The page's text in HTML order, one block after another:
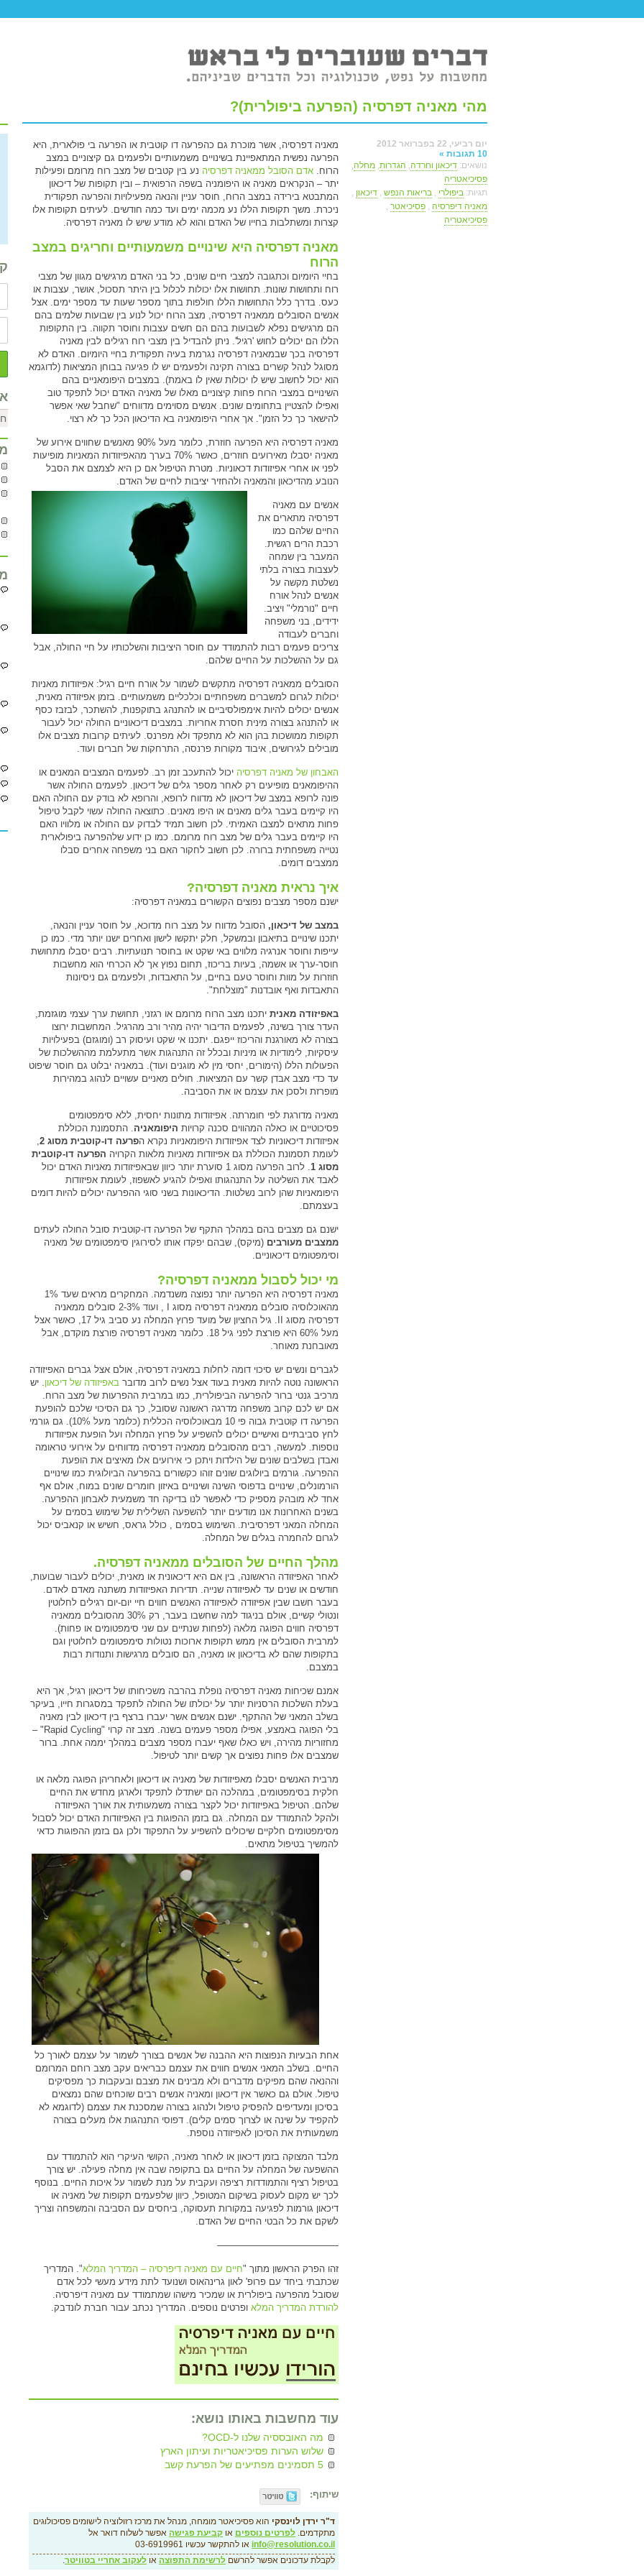
מהי מאניה דפרסיה (הפרעה ביפולרית)?
יום רביעי, 22 בפברואר 2012
10 תגובות »
נושאים: דיכאון וחרדה, הגדרות, מחלה,
פסיכיאטריה
תגיות: ביפולרי , בריאות הנפש , דיכאון ,
מאניה דיפרסיה , פסיכיאטר ,
פסיכיאטריה
מאניה דפרסיה, אשר מוכרת גם כהפרעה דו קוטבית או הפרעה בי פולארית, היא
הפרעה נפשית המתאפיינת בשינויים משמעותיים ולפעמים גם קיצוניים במצב
הרוח. אדם הסובל ממאניה דפרסיה נע בין קטבים של מצב רוח מרומם ופעילות
יתר – הנקראים מאניה או היפומניה בשפה הרפואית – ובין תקופות של דיכאון
המתבטא בירידה במצב הרוח, חוסר עניין והנאה מפעילויות והפרעה תפקודית
ניכרת. משך תקופות הללו נע מכמה ימים ועד כמה חודשים. לעיתים תקופות אלו
קצרות ומשתלבות בחייו של האדם והוא לא מודע שיש לו מאניה דפרסיה.
מאניה דפרסיה היא שינויים משמעותיים וחריגים במצב
הרוח
בחיי היומיום וכתגובה למצבי חיים שונים, כל בני האדם מרגישים מגוון של מצבי
רוח ותחושות שונות. תחושות אלו יכולות לכלול בין היתר תסכול, אושר, עצבות או
כעס. בדרך כלל התחושות הללו חולפות בתוך מספר שעות עד מספר ימים. אצל
אנשים הסובלים ממאניה דפרסיה, מצב הרוח יכול לנוע בין שבועות שלמים בהם
הם מרגישים נפלא לשבועות בהם הם חשים עצבות וחוסר תקווה. בין התקופות
הללו הם יכולים לחוש 'רגיל'. ניתן להבדיל בין מצבי רוח רגילים לבין מאניה
דפרסיה בכך שבמאניה דפרסיה נגרמת בעיה תפקודית בחיי היומיום. האדם לא
מסוגל לנהל קשרים בצורה תקינה ולפעמים יש לו פגיעה בבוחן המציאות (לדוגמא
הוא יכול לחשוב שיש לו יכולות שאין לו באמת). במצבים היפומאניים בהם
השינויים במצבי הרוח פחות קיצוניים מאלו של מאניה האדם יכול לתפקד טוב
ואפילו להצטיין בתחומים שונים. אנשים מסוימים מדווחים "שחבל שאי אפשר
להישאר כך כל הזמן". אך אחרי היפומאניה בא הדיכאון הכל כך לא רצוי.
מאניה דפרסיה היא הפרעה חוזרת, כלומר מעל 90% מאנשים שחווים אירוע של
מאניה יסבלו מאירועים חוזרים, כאשר 70% בערך מהאפיזודות המאניות מופיעות
לפני או אחרי אפיזודות דכאוניות. מטרת הטיפול אם כן היא לצמצם את הסבל
הנובע מהדיכאון והמאניה ולהחזיר יציבות לחיים של האדם.
אנשים עם מאניה
דפרסיה מתארים את
החיים שלהם כמו
רכבת הרים רגשית.
המעבר בין שמחה
לעצבות בצורה בלתי
נשלטת מקשה על
אנשים לנהל אורח
חיים "נורמלי" ויציב.
ידידים, בני משפחה
וחברים לעבודה
צריכים פעמים רבות להתמודד עם חוסר היציבות והשלכותיו על חיי החולה, אבל
גם על ההשלכות על החיים שלהם.
הסובלים ממאניה דפרסיה מתקשים לשמור על אורח חיים רגיל: אפיזודות מאניות
יכולות לגרום למשברים משפחתיים וכלכליים משמעותיים. בזמן אפיזודה מאנית,
אנשים יכולים להיות אימפולסיביים או להתנהג בתוקפנות, להשתכר, לבזבז כסף
או להתנהג בצורה מינית חסרת אחריות. במצבים דיכאוניים החולה יכול לעבור
תקופות ממושכות בהן הוא לא מתפקד ולא מפרנס. לעיתים קרובות מצבים אלו
מובילים לגירושים, איבוד מקורות פרנסה, התרחקות של חברים ועוד.
האבחון של מאניה דפרסיה יכול להתעכב זמן רב. לפעמים המצבים המאנים או
ההיפומאנים מופיעים רק לאחר מספר גלים של דיכאון. לפעמים החולה אשר
פונה לרופא במצב של דיכאון לא מדווח לרופא, והרופא לא בודק עם החולה האם
היו קיימים בעבר גלים מאנים או היפו מאנים. כתוצאה החולה עשוי לקבל טיפול
פחות מתאים למצבו האמיתי. לכן חשוב תמיד לבדוק עם החולה או מלוויו האם
היו קיימים בעבר גלים של מצב רוח מרומם. כמו כן ידוע שלהפרעה ביפולארית
נטייה משפחתית ברורה. לכן חשוב לחקור האם בני משפחה אחרים סבלו
ממצבים דומים.
איך נראית מאניה דפרסיה?
ישנם מספר מצבים נפוצים הקשורים במאניה דפרסיה:
במצב של דיכאון, הסובל מדווח על מצב רוח מדוכא, על חוסר עניין והנאה,
יתכנו שינויים בתיאבון ובמשקל, חלק יתקשו לישון ואחרים ישנו יותר מדי. כמו כן
עייפות וחוסר אנרגיה מלווים באי שקט או בחוסר תנועתיות. רבים יסבלו מתחושת
חוסר-ערך או אשמה, בעיות בריכוז, תחום נפוץ אך לא הכרחי הוא מחשבות
חוזרות על מוות וחוסר טעם בחיים, על התאבדות, ולפעמים גם ניסיונות
התאבדות ואף אובדנות "מוצלחת".
באפיזודה מאנית יתכנו מצב הרוח מרומם או רגזני, תחושת ערך עצמי מוגזמת,
העדר צורך בשינה, לפעמים הדיבור יהיה מהיר ורב מהרגיל. המחשבות ירוצו
בצורה לא מאורגנת והריכוז ייפגם. יתכנו אי שקט ועיסוק רב (ומוגזם) בפעילויות
עיסקיות, לימודיות או מיניות ובכלל זה התנהגות אשר מתעלמת מההשלכות של
הפעולות הללו (הימורים, יחסי מין לא מוגנים ועוד). במאניה יבלוט גם חוסר שיפוט
עד כדי מצב אבדן קשר עם המציאות. חולים מאניים עשויים לנהוג במהירות
מופרזת ולסכן את עצמם או את הסביבה.
מאניה מדורגת לפי חומרתה. אפיזודות מתונות יחסית, ללא סימפטומים
פסיכוטיים או כאלה המהווים סכנה קרויות היפומאניה. התסמונת הכוללת
אפיזודות דיכאוניות לצד אפיזודות היפומאניות נקרא הפרעה דו-קוטבית מסוג 2
,
לעומת תסמונת הכוללת גם אפיזודות מאניות מלאות הקרויה הפרעה דו-קוטבית
מסוג 1
. לרוב הפרעה מסוג 1 סוערת יותר כיוון שבאפיזודות מאניות האדם יכול
לאבד את השליטה על התנהגותו ואפילו להגיע לאשפוז, לעומת אפיזודות
היפומאניות שהן לרוב נשלטות. הדיכאונות בשני סוגי ההפרעה יכולים להיות דומים
בעצמתם.
ישנם גם מצבים בהם במהלך התקף של הפרעה דו-קוטבית סובל החולה לעתים
ממצבים מעורבים (מיקס), שבהם יפקדו אותו לסירוגין סימפטומים של מאניה
וסימפטומים דיכאוניים.
מי יכול לסבול ממאניה דפרסיה?
מאניה דפרסיה היא הפרעה יותר נפוצה משנדמה. המחקרים מראים שעד 1%
מהאוכלוסיה סובלים ממאניה דפרסיה מסוג I , ועוד 2-3% סובלים ממאניה
דפרסיה מסוג II. גיל החציון של מועד פרוץ המחלה נע סביב גיל 17, כאשר אצל
מעל 60% היא פורצת לפני גיל 18. כלומר מאניה דפרסיה פורצת מוקדם, אבל
מאובחנת מאוחר.
לגברים ונשים יש סיכוי דומה לחלות במאניה דפרסיה, אולם אצל גברים האפיזודה
הראשונה נוטה להיות מאנית בעוד אצל נשים לרוב מדובר באפיזודה של דיכאון. יש
מרכיב גנטי ברור להפרעה הביפולרית, כמו במרבית ההפרעות של מצב הרוח.
אם יש לכם קרוב משפחה מדרגה ראשונה שסובל, כך גם הסיכוי שלכם להופעת
הפרעה דו קוטבית גבוה פי 10 מבאוכלוסיה הכללית (כלומר מעל 10%). גם גורמי
לחץ סביבתיים ואישיים יכולים להשפיע על פרוץ המחלה ועל הופעת אפיזודות
נוספות. למעשה, רבים מהסובלים ממאניה דפרסיה מדווחים על אירועי טראומה
ואבדן בשלבים שונים של הילדות ויתכן כי אירועים אלו מאיצים את הופעת
ההפרעה. גורמים ביולוגים שונים זוהו כקשורים בהפרעה הביולוגית כמו שינויים
הורמונלים, שינויים בדפוסי השינה ושינויים באיזון חומרים שונים במוח, אולם אף
אחד לא מובהק מספיק כדי לאפשר לנו בדיקה חד משמעית לאבחון ההפרעה.
בשנים האחרונות אנו מודעים יותר להשפעה השלילית של שימוש בסמים על
המחלה המאני דפרסיבית. השימוש בסמים , כולל גראס, חשיש או קנאביס יכול
לגרום להחמרה בגלים של המחלה.
מהלך החיים של הסובלים ממאניה דפרסיה.
לאחר האפיזודה הראשונה, בין אם היא דיכאונית או מאנית, יכולים לעבור שבועות,
חודשים או שנים עד לאפיזודה שנייה. תדירות האפיזודות משתנה מאדם לאדם.
בעבר חשבו שבין אפיזודה לאפיזודה האנשים חווים חיי יום-יום רגילים לחלוטין
ונטולי קשיים, אולם בניגוד למה שחשבו בעבר, רק 30% מהסובלים ממאניה
דפרסיה חווים הפוגה מלאה (לפחות שנתיים עם שני סימפטומים או פחות).
למרבית הסובלים אין ממש תקופות ארוכות נטולות סימפטומים לחלוטין וגם
בתקופות שהם לא בדיכאון או מאניה, הם סובלים מרגישות ותנודות רבות
במצבם.
אמנם שכיחות מאניה דפרסיה נופלת בהרבה משכיחותו של דיכאון רגיל, אך היא
בעלת השלכות הרסניות יותר על יכולתו של החולה לתפקד במסגרות חייו, בעיקר
בשלב המאני של ההתקף. ישנם אנשים אשר יעברו ברצף בין דיכאון לבין מאניה
בלי הפוגה באמצע, אפילו מספר פעמים בשנה. מצב זה קרוי "Rapid Cycling" –
מחזוריות מהירה, ויש כאלו שאף יעברו מספר מצבים במהלך יממה אחת. ברור
שמצבים אלו פחות נפוצים אך קשים יותר לטיפול.
מרבית האנשים יסבלו מאפיזודות של מאניה או דיכאון ולאחריהן הפוגה מלאה או
חלקית בסימפטומים, במהלכה הם ישתדלו לתפקד ולארגן מחדש את החיים
שלהם. הטיפול באפיזודות יכול לקצר בצורה משמעותית את אורך האפיזודה
ולהקל להתמודד עם המחלה. גם בזמן ההפוגות בין האפיזודות האדם יכול לסבול
מסימפטומים חלקיים שיכולים להשפיע על התפקוד ולכן גם בזמן ההפוגות כדאי
להמשיך בטיפול מתאים.
אחת הבעיות הנפוצות היא ההבנה של אנשים בצורך לשמור על עצמם לאורך כל
החיים. בשלב המאני אנשים חווים את עצמם כבריאים עקב מצב רוחם המרומם
וההנאה שהם מפיקים מדברים ולא מבינים את מצבם ובעקבות כך מפסיקים
טיפול. אולם גם כאשר אין דיכאון ומאניה אנשים רבים שוכחים שהם נמצאים
בסיכון ומעדיפים להפסיק טיפול ולנהוג בצורה שמסכנת את עצמם (לדוגמא לא
להקפיד על שינה או לצרוך סמים קלים). דפוסי התנהגות אלו מעלים בצורה
משמעותית את הסיכון לאפיזודה נוספת.
מלבד המצוקה בזמן דיכאון או לאחר מאניה, הקושי העיקרי הוא להתמודד עם
ההשפעה של המחלה על החיים גם בתקופה שבה אין מחלה פעילה. יש צורך
בטיפול רציף והתמודדות רציפה ועקבית על מנת לשמור על איכות החיים. בנוסף
לכך יש מקום לעסוק בשיקום המטופל, כיוון שלפעמים תקופות של מאניה או
דיכאון גורמות לפגיעה במקורות תעסוקה, ביחסים עם הסביבה והמשפחה וצריך
לשקם את כל הבטי החיים של האדם.
—————————————
זהו הפרק הראשון מתוך "חיים עם מאניה דיפרסיה – המדריך המלא". המדריך
שכתבתי ביחד עם פרופ' לאון גרינהאוס ושנועד לתת מידע מעשי לכל אדם
שסובל מהפרעה ביפולרית או שמכיר מישהו שמתמודד עם מאניה דיפרסיה.
להורדת המדריך המלא ופרטים נוספים. המדריך נכתב עבור חברת לונדבק.
עוד מחשבות באותו נושא:
מה האובססיה שלנו ל-OCD?
שלוש הערות פסיכיאטריות ועיתון הארץ
5 תסמינים מפתיעים של הפרעת קשב
שיתוף:
ד"ר ירדן לוינסקי הוא פסיכיאטר מומחה, מנהל את מרכז רזולוציה לישומים פסיכולוגים
מתקדמים. לפרטים נוספים או קביעת פגישה אפשר לשלוח דואר אל
info@resolution.co.il או להתקשר עכשיו 03-6919961
לקבלת עדכונים אפשר להרשם לרשימת התפוצה או לעקוב אחריי בטוויטר.